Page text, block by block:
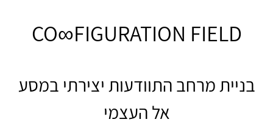
CO∞FIGURATION FIELD
בניית מרחב התוודעות יצירתי במסע
אל העצמי